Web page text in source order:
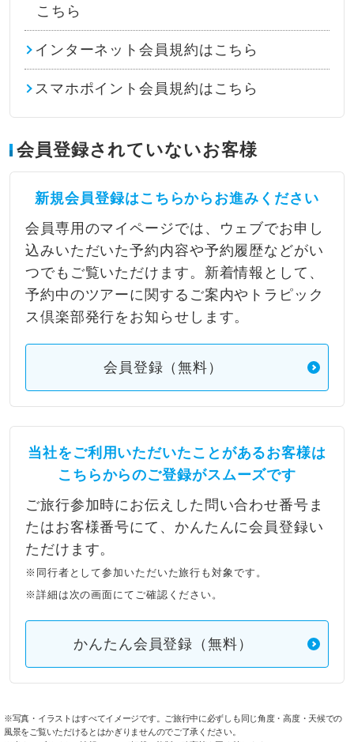
こちら
インターネット会員規約はこちら
スマホポイント会員規約はこちら
会員登録されていないお客様
新規会員登録はこちらからお進みください
会員専用のマイページでは、ウェブでお申し
込みいただいた予約内容や予約履歴などがい
つでもご覧いただけます。新着情報として、
予約中のツアーに関するご案内やトラピック
ス倶楽部発行をお知らせします。
会員登録（無料）
当社をご利用いただいたことがあるお客様は
こちらからのご登録がスムーズです
ご旅行参加時にお伝えした問い合わせ番号ま
たはお客様番号にて、かんたんに会員登録い
ただけます。
※同行者として参加いただいた旅行も対象です。
※詳細は次の画面にてご確認ください。
かんたん会員登録（無料）
※写真・イラストはすべてイメージです。ご旅行中に必ずしも同じ角度・高度・天候での
風景をご覧いただけるとはかぎりませんのでご了承ください。